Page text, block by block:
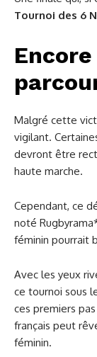
Tournoi des 6
Malgré cette
vigilant.
devront être
haute marche.
Cependant, ce
noté
féminin pourrait
Avec les yeux
ce tournoi sous
ces premiers
français peut
féminin.